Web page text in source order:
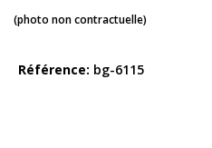
(photo non contractuelle)
Référence bg-6115